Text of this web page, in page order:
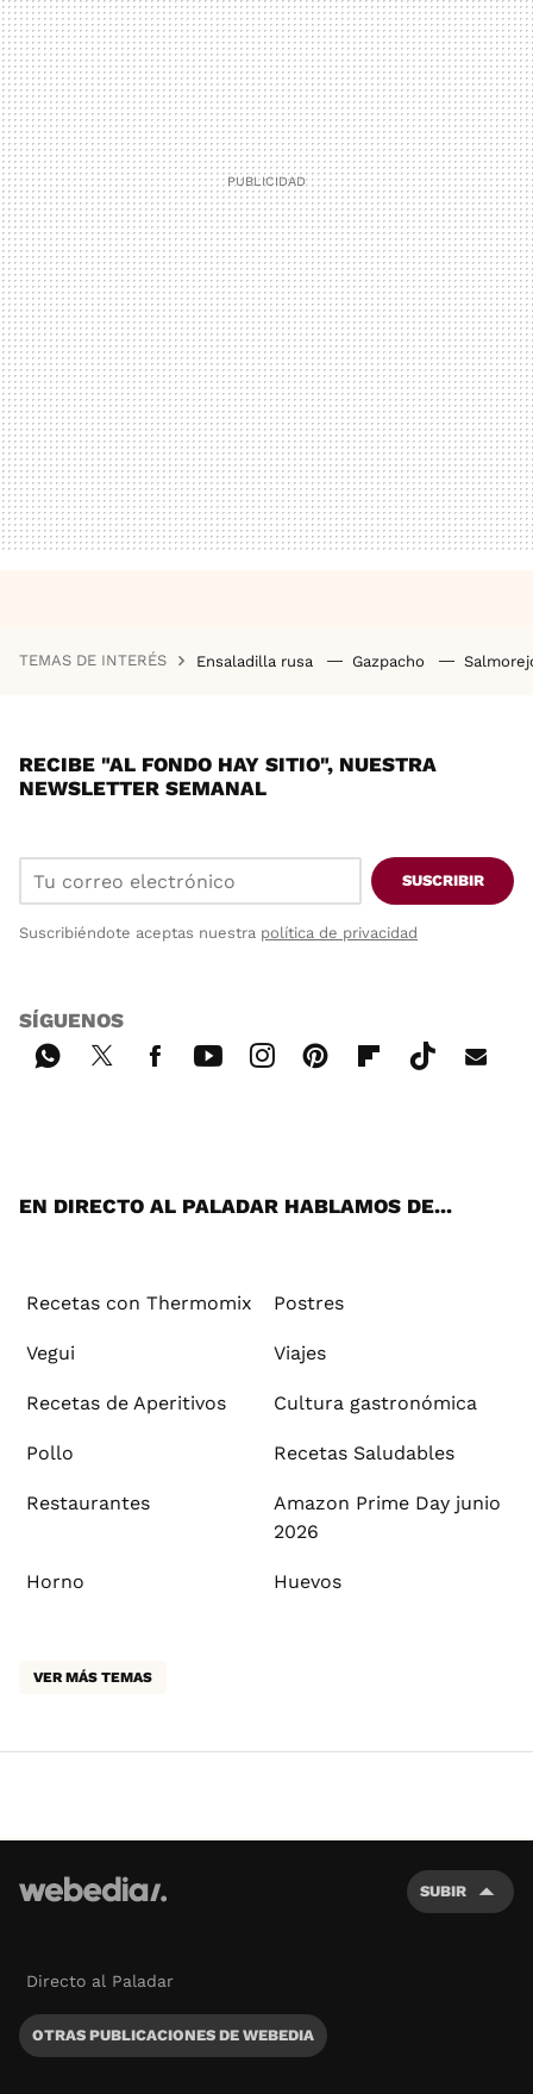
TEMAS DE INTERÉS Ensaladilla rusa Gazpacho
RECIBE "AL FONDO HAY SITIO", NUESTRA
NEWSLETTER SEMANAL
SUSCRIBIR
Suscribiéndote aceptas nuestra política de privacidad
SÍGUENOS
EN DIRECTO AL PALADAR HABLAMOS DE...
Recetas con Thermomix Postres
Vegui Viajes
Recetas de Aperitivos Cultura gastronómica
Pollo Recetas Saludables
Restaurantes
Amazon Prime Day junio
2026
Horno Huevos
VER MÁS TEMAS
SUBIR
Directo al Paladar
OTRAS PUBLICACIONES DE WEBEDIA